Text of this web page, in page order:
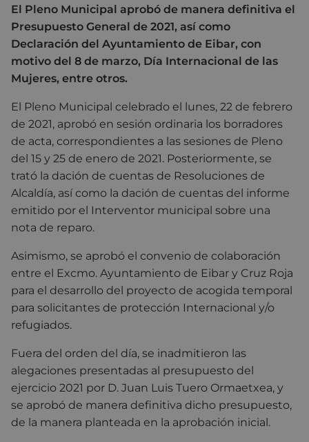
El Pleno Municipal aprobó de manera definitiva el
Presupuesto General de 2021, así como
Declaración del Ayuntamiento de Eibar, con
motivo del 8 de marzo, Día Internacional de las
Mujeres, entre otros.
El Pleno Municipal celebrado el lunes, 22 de febrero
de 2021, aprobó en sesión ordinaria los borradores
de acta, correspondientes a las sesiones de Pleno
del 15 y 25 de enero de 2021. Posteriormente, se
trató la dación de cuentas de Resoluciones de
Alcaldía, así como la dación de cuentas del informe
emitido por el Interventor municipal sobre una
nota de reparo.
Asimismo, se aprobó el convenio de colaboración
entre el Excmo. Ayuntamiento de Eibar y Cruz Roja
para el desarrollo del proyecto de acogida temporal
para solicitantes de protección Internacional y/o
refugiados.
Fuera del orden del día, se inadmitieron las
alegaciones presentadas al presupuesto del
ejercicio 2021 por D. Juan Luis Tuero Ormaetxea, y
se aprobó de manera definitiva dicho presupuesto,
de la manera planteada en la aprobación inicial.